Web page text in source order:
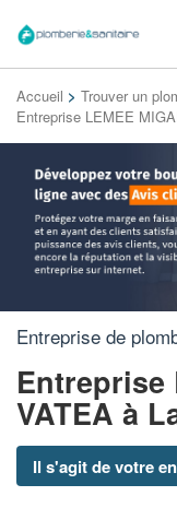
Accueil > Trouver un
Entreprise LEMEE
Entreprise de
Entreprise
VATEA à
Il s'agit de votre